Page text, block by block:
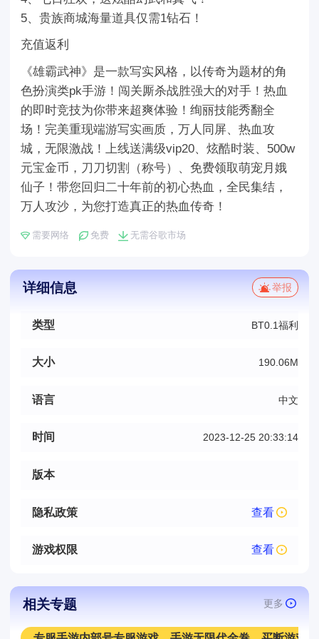
5、贵族商城海量道具仅需1钻石！
充值返利
《雄霸武神》是一款写实风格，以传奇为题材的角
色扮演类pk手游！闯关厮杀战胜强大的对手！热血
的即时竞技为你带来超爽体验！绚丽技能秀翻全
场！完美重现端游写实画质，万人同屏、热血攻
城，无限激战！上线送满级vip20、炫酷时装、500w
元宝金币，刀刀切割（称号）、免费领取萌宠月娥
仙子！带您回归二十年前的初心热血，全民集结，
万人攻沙，为您打造真正的热血传奇！
需要网络 免费 无需谷歌市场
详细信息 举报
类型 BT0.1福利
大小 190.06M
语言 中文
时间 2023-12-25 20:33:14
版本
隐私政策 查看
游戏权限 查看
相关专题 更多